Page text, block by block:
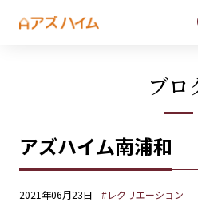
ブロ
アズハイム南浦和
2021年06月23日 #レクリエーション